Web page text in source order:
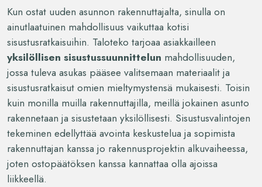
Kun ostat uuden asunnon rakennuttajalta, sinulla on
ainutlaatuinen mahdollisuus vaikuttaa kotisi
sisustusratkaisuihin. Taloteko tarjoaa asiakkailleen
yksilöllisen sisustussuunnittelun mahdollisuuden,
jossa tuleva asukas pääsee valitsemaan materiaalit ja
sisustusratkaisut omien mieltymystensä mukaisesti. Toisin
kuin monilla muilla rakennuttajilla, meillä jokainen asunto
rakennetaan ja sisustetaan yksilöllisesti. Sisustusvalintojen
tekeminen edellyttää avointa keskustelua ja sopimista
rakennuttajan kanssa jo rakennusprojektin alkuvaiheessa,
joten ostopäätöksen kanssa kannattaa olla ajoissa
liikkeellä.